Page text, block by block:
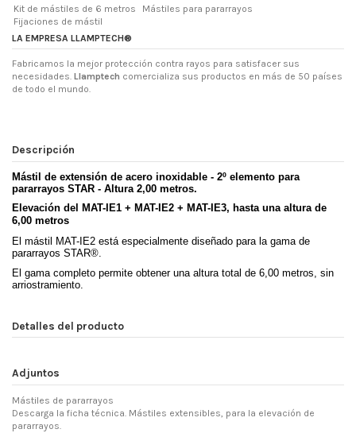
Kit de mástiles de 6 metros
Mástiles para pararrayos
Fijaciones de mástil
LA EMPRESA LLAMPTECH®
Fabricamos la mejor protección contra rayos para satisfacer sus
necesidades. Llamptech comercializa sus productos en más de 50 países
de todo el mundo.
Descripción
Mástil de extensión de acero inoxidable - 2º elemento para
pararrayos STAR - Altura 2,00 metros.
Elevación del MAT-IE1 + MAT-IE2 + MAT-IE3, hasta una altura de
6,00 metros
El mástil MAT-IE2 está especialmente diseñado para la gama de
pararrayos STAR®.
El gama completo permite obtener una altura total de 6,00 metros, sin
arriostramiento.
Detalles del producto
Adjuntos
Mástiles de pararrayos
Descarga la ficha técnica. Mástiles extensibles, para la elevación de
pararrayos.